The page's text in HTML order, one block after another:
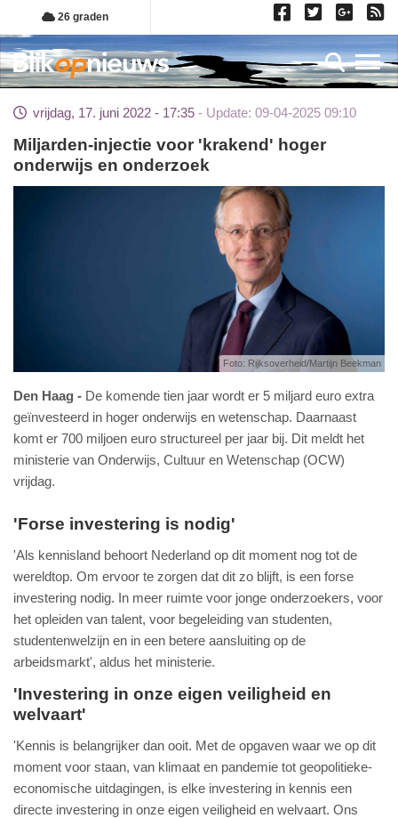
Overslaan
en
naar
de
gaan
26 graden
vrijdag, 17. juni 2022 - 17:35 Update: 09-04-2025 09:10
Miljarden-injectie voor 'krakend' hoger
onderwijs en onderzoek
Foto: Rijksoverheid/Martijn Beekman
Den Haag
De komende tien jaar wordt er 5 miljard euro extra
geïnvesteerd in hoger onderwijs en wetenschap. Daarnaast
komt er 700 miljoen euro structureel per jaar bij. Dit meldt het
ministerie van Onderwijs, Cultuur en Wetenschap (OCW)
vrijdag.
'Forse investering is nodig'
'Als kennisland behoort Nederland op dit moment nog tot de
wereldtop. Om ervoor te zorgen dat dit zo blijft, is een forse
investering nodig. In meer ruimte voor jonge onderzoekers, voor
het opleiden van talent, voor begeleiding van studenten,
studentenwelzijn en in een betere aansluiting op de
arbeidsmarkt', aldus het ministerie.
'Investering in onze eigen veiligheid en
welvaart'
'Kennis is belangrijker dan ooit. Met de opgaven waar we op dit
moment voor staan, van klimaat en pandemie tot geopolitieke-
economische uitdagingen, is elke investering in kennis een
directe investering in onze eigen veiligheid en welvaart. Ons